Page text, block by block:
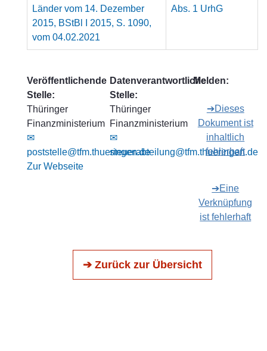
Länder vom 14. Dezember
2015, BStBl I 2015, S. 1090,
vom 04.02.2021
Abs. 1 UrhG
Veröffentlichende
Stelle:
Thüringer
Finanzministerium
✉
poststelle@tfm.thueringen.de
Zur Webseite
Datenverantwortliche
Stelle:
Thüringer
Finanzministerium
✉
steuerabteilung@tfm.thueringen.de
Melden:
➔Dieses
Dokument ist
inhaltlich
fehlerhaft
➔Eine
Verknüpfung
ist fehlerhaft
➔ Zurück zur Übersicht